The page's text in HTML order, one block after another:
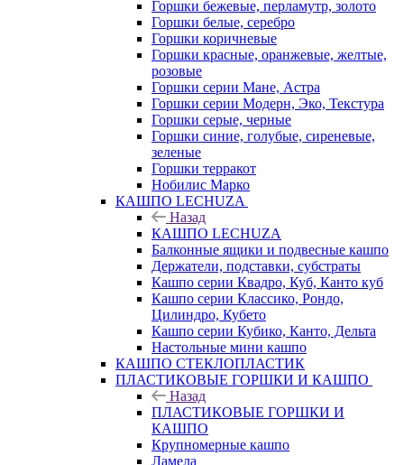
Горшки бежевые, перламутр, золото
Горшки белые, серебро
Горшки коричневые
Горшки красные, оранжевые, желтые,
розовые
Горшки серии Мане, Астра
Горшки серии Модерн, Эко, Текстура
Горшки серые, черные
Горшки синие, голубые, сиреневые,
зеленые
Горшки терракот
Нобилис Марко
КАШПО LECHUZA
Назад
КАШПО LECHUZA
Балконные ящики и подвесные кашпо
Держатели, подставки, субстраты
Кашпо серии Квадро, Куб, Канто куб
Кашпо серии Классико, Рондо,
Цилиндро, Кубето
Кашпо серии Кубико, Канто, Дельта
Настольные мини кашпо
КАШПО СТЕКЛОПЛАСТИК
ПЛАСТИКОВЫЕ ГОРШКИ И КАШПО
Назад
ПЛАСТИКОВЫЕ ГОРШКИ И
КАШПО
Крупномерные кашпо
Ламела